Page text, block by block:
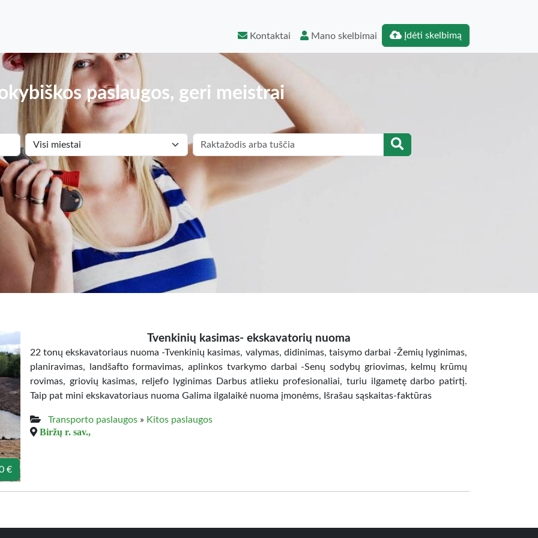
Kontaktai Mano skelbimai Įdėti skelbimą
paslaugos, geri meistrai
€
Tvenkinių kasimas- ekskavatorių nuoma
22 tonų ekskavatoriaus nuoma -Tvenkinių kasimas, valymas, didinimas, taisymo darbai -Žemių lyginimas,
planiravimas, landšafto formavimas, aplinkos tvarkymo darbai -Senų sodybų griovimas, kelmų krūmų
rovimas, griovių kasimas, reljefo lyginimas Darbus atlieku profesionaliai, turiu ilgametę darbo patirtį.
Taip pat mini ekskavatoriaus nuoma Galima ilgalaikė nuoma įmonėms, Išrašau sąskaitas-faktūras
Transporto paslaugos » Kitos paslaugos
Biržų r. sav.,